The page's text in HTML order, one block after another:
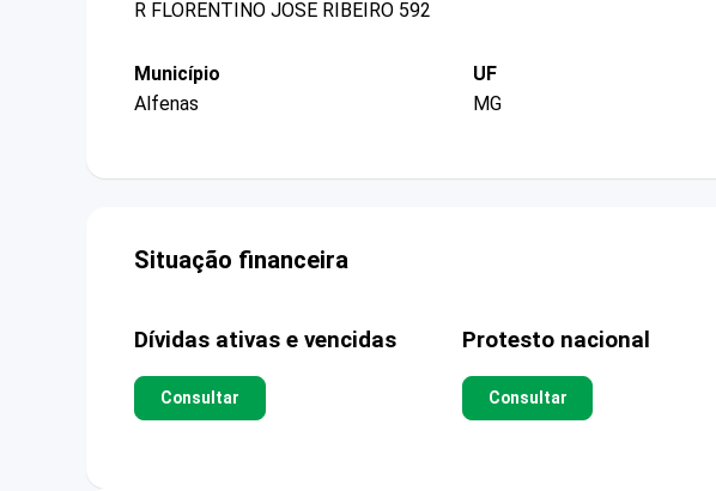
R FLORENTINO JOSE RIBEIRO 592
Município
Alfenas
UF
MG
Situação financeira
Dívidas ativas e vencidas
Consultar
Protesto nacional
Consultar